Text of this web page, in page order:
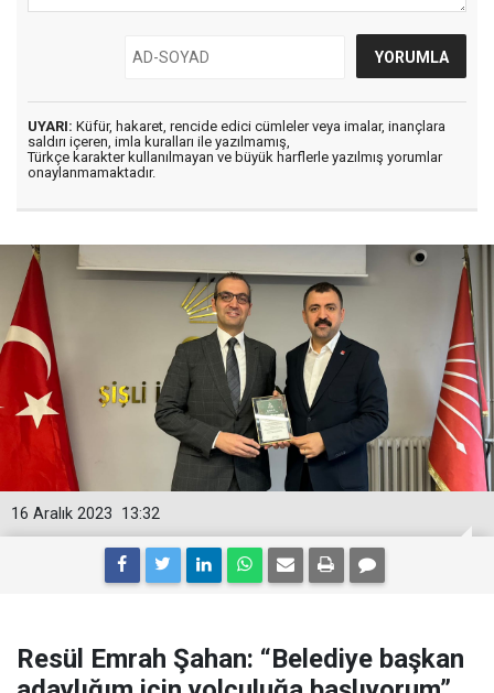
UYARI: Küfür, hakaret, rencide edici cümleler veya imalar, inançlara
saldırı içeren, imla kuralları ile yazılmamış,
Türkçe karakter kullanılmayan ve büyük harflerle yazılmış yorumlar
onaylanmamaktadır.
13:32
16 Aralık 2023
Resül Emrah Şahan: “Belediye başkan